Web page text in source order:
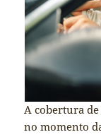
A cobertura
no momento